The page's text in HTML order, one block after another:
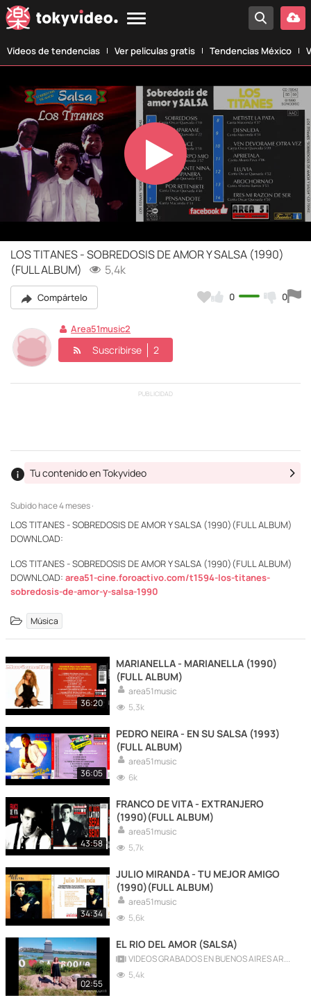
Vídeos de tendencias Ver películas gratis Tendencias México
Play
Video
LOS TITANES - SOBREDOSIS DE AMOR Y SALSA (1990)
(FULL ALBUM)
5,4k
Compártelo 0 0
Area51music2
Suscribirse 2
PUBLICIDAD
Subidohace 4 meses ·
Tu contenido en Tokyvideo
LOS TITANES - SOBREDOSIS DE AMOR Y SALSA (1990)(FULL ALBUM)
DOWNLOAD:
LOS TITANES - SOBREDOSIS DE AMOR Y SALSA (1990)(FULL ALBUM)
DOWNLOAD: area51-cine.foroactivo.com/t1594-los-titanes-
sobredosis-de-amor-y-salsa-1990
Música
36:20
MARIANELLA - MARIANELLA (1990)
(FULL ALBUM)
area51music
5,3k
36:05
PEDRO NEIRA - EN SU SALSA (1993)
(FULL ALBUM)
area51music
6k
43:58
FRANCO DE VITA - EXTRANJERO
(1990)(FULL ALBUM)
area51music
5,7k
34:34
JULIO MIRANDA - TU MEJOR AMIGO
(1990)(FULL ALBUM)
area51music
5,6k
02:55
EL RIO DEL AMOR (SALSA)
VIDEOS GRABADOS EN BUENOS AIRES ARGENTINA
5,4k